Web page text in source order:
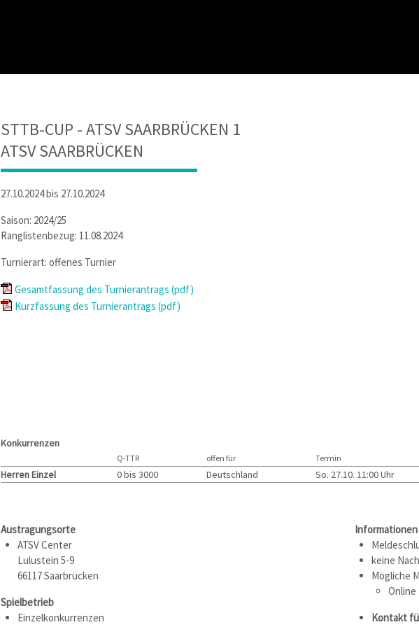
STTB-CUP - ATSV SAARBRÜCKEN 1
ATSV SAARBRÜCKEN
27.10.2024 bis 27.10.2024
Saison: 2024/25
Ranglistenbezug: 11.08.2024
Turnierart: offenes Turnier
Gesamtfassung des Turnierantrags (pdf)
Kurzfassung des Turnierantrags (pdf)
Konkurrenzen
Q-TTR offen für Termin
Herren Einzel 0 bis 3000 Deutschland So. 27.10. 11:00 Uhr
Austragungsorte
ATSV Center
Lulustein 5-9
66117 Saarbrücken
Spielbetrieb
Einzelkonkurrenzen
keine
Mögliche
Online
Kontakt